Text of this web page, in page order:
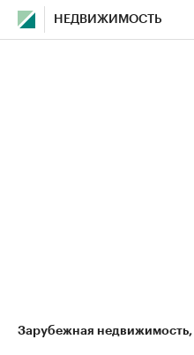
НЕДВИЖИМОСТЬ
Зарубежная недвижимость⁠,